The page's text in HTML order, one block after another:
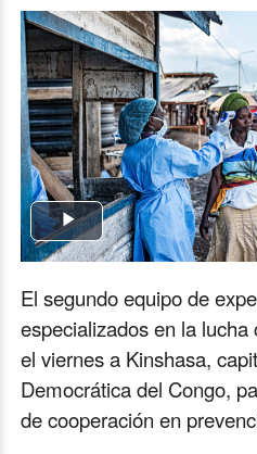
Play
El segundo equipo de
especializados en la
el viernes a Kinshasa,
Democrática del Congo,
de cooperación en